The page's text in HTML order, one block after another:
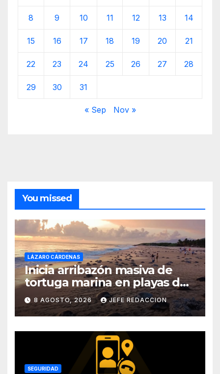
8 9 10 11 12 13 14
15 16 17 18 19 20 21
22 23 24 25 26 27 28
29 30 31
« Sep Nov »
You missed
LÁZARO CÁRDENAS
Inicia arribazón masiva de
tortuga marina en playas de
Michoacán
8 AGOSTO, 2026 JEFE REDACCION
SEGURIDAD